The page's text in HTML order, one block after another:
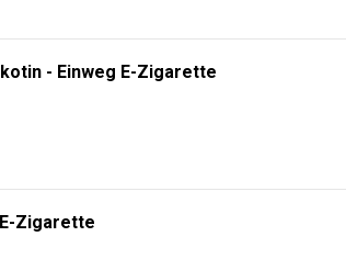
- Einweg E-Zigarette
Zigarette